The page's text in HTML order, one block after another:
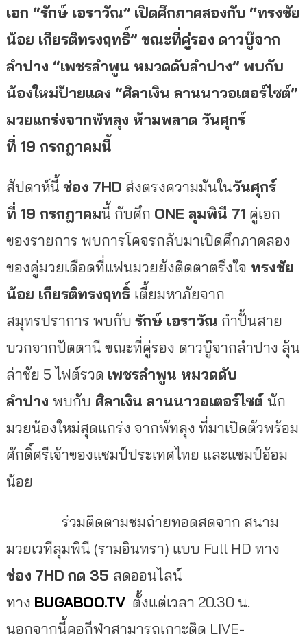
เอก “รักษ์ เอราวัณ” เปิดศึกภาคสองกับ “ทรงชัย
น้อย เกียรติทรงฤทธิ์” ขณะที่คู่รอง ดาวบู๊จาก
ลำปาง “เพชรลำพูน หมวดดับลำปาง” พบกับ
น้องใหม่ป้ายแดง “ศิลาเงิน ลานนาวอเตอร์ไซต์”
มวยแกร่งจากพัทลุง ห้ามพลาด วันศุกร์
ที่ 19 กรกฎาคมนี้
สัปดาห์นี้ ช่อง 7HD ส่งตรงความมันในวันศุกร์
ที่ 19 กรกฎาคมนี้ กับศึก ONE ลุมพินี 71 คู่เอก
ของรายการ พบการโคจรกลับมาเปิดศึกภาคสอง
ของคู่มวยเดือดที่แฟนมวยยังติดตาตรึงใจ ทรงชัย
น้อย เกียรติทรงฤทธิ์ เตี้ยมหาภัยจาก
สมุทรปราการ พบกับ รักษ์ เอราวัณ กำปั้นสาย
บวกจากปัตตานี ขณะที่คู่รอง ดาวบู๊จากลำปาง ลุ้น
ล่าชัย 5 ไฟต์รวด เพชรลำพูน หมวดดับ
ลำปาง พบกับ ศิลาเงิน ลานนาวอเตอร์ไซต์นัก
มวยน้องใหม่สุดแกร่ง จากพัทลุง ที่มาเปิดตัวพร้อม
ศักดิ์ศรีเจ้าของแชมป์ประเทศไทย และแชมป์อ้อม
น้อย
ร่วมติดตามชมถ่ายทอดสดจาก สนาม
มวยเวทีลุมพินี (รามอินทรา) แบบ Full HD ทาง
ช่อง 7HD กด 35 สดออนไลน์
ทาง BUGABOO.TVตั้งแต่เวลา 20.30 น.
นอกจากนี้คอกีฬาสามารถเกาะติด LIVE-